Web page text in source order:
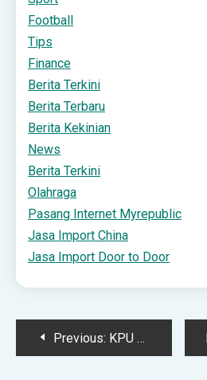
Football
Tips
Finance
Berita Terkini
Berita Terbaru
Berita Kekinian
News
Berita Terkini
Olahraga
Pasang Internet Myrepublic
Jasa Import China
Jasa Import Door to Door
PostPrevious: KPU Tetapkan 16 Dokumen Capres-Cawapres sebagai Informasi yang Dirahasiakan | TINTAHIJAU.com